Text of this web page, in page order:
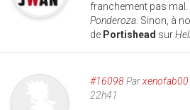
franchement pas mal.
Ponderoza . Sinon, à
de Portishead sur
#16098Parxenofab00
22h41